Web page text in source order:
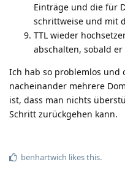
Einträge und die für
schrittweise und mit
TTL wieder
abschalten, sobald
Ich hab so problemlos und
nacheinander mehrere
ist, dass man nichts
Schritt zurückgehen kann.
benhartwich likes this.